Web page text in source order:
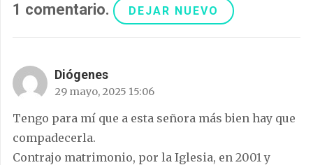
1 comentario. DEJAR NUEVO
Diógenes
29 mayo, 2025 15:06
Tengo para mí que a esta señora más bien hay que
compadecerla.
Contrajo matrimonio, por la Iglesia, en 2001 y